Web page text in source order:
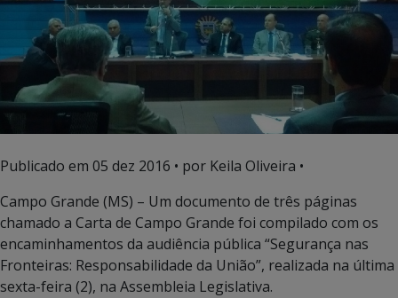
Publicado em 05 dez 2016 • por Keila Oliveira •
Campo Grande (MS) – Um documento de três páginas
chamado a Carta de Campo Grande foi compilado com os
encaminhamentos da audiência pública “Segurança nas
Fronteiras: Responsabilidade da União”, realizada na última
sexta-feira (2), na Assembleia Legislativa.